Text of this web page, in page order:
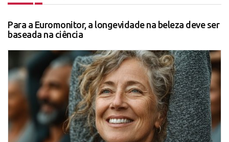
Para a Euromonitor, a longevidade na beleza deve ser
baseada na ciência